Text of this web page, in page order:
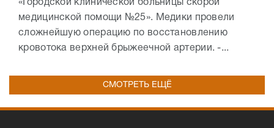
«Городской клинической больницы скорой
медицинской помощи №25». Медики провели
сложнейшую операцию по восстановлению
кровотока верхней брыжеечной артерии. -...
СМОТРЕТЬ ЕЩЁ